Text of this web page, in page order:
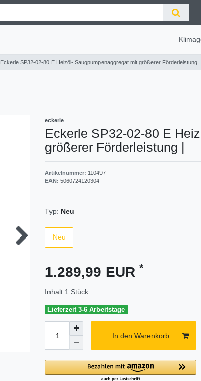
Eckerle SP32-02-80 E Heizöl- Saugpumpenaggregat mit größerer Förderleistung
eckerle
Eckerle SP32-02-80 E
größerer Förderleistung |
Artikelnummer: 110497
EAN: 5060724120304
Typ: Neu
Neu
1.289,99 EUR *
Inhalt 1 Stück
Lieferzeit 3-6 Arbeitstage
In den Warenkorb